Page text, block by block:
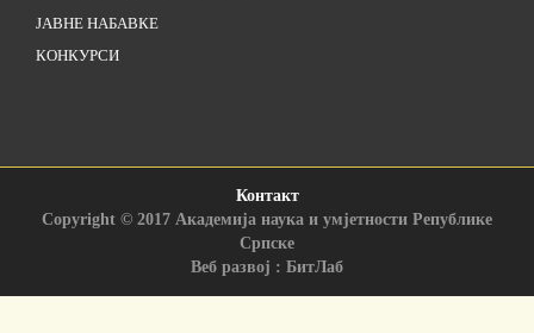
ЈАВНЕ НАБАВКЕ
КОНКУРСИ
Контакт
Copyright © 2017 Академија наука и умјетности Републике
Српске
Веб развој : БитЛаб